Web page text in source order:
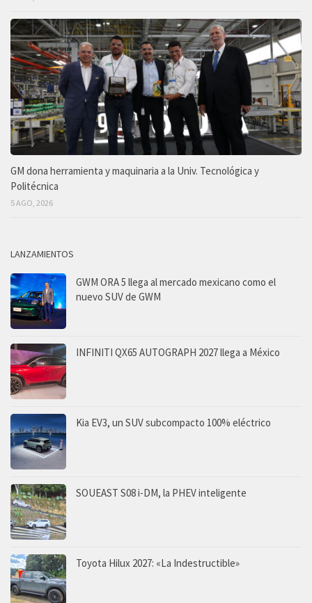
GM dona herramienta y maquinaria a la Univ. Tecnológica y
Politécnica
5 AGO, 2026
LANZAMIENTOS
GWM ORA 5 llega al mercado mexicano como el
nuevo SUV de GWM
INFINITI QX65 AUTOGRAPH 2027 llega a México
Kia EV3, un SUV subcompacto 100% eléctrico
SOUEAST S08 i-DM, la PHEV inteligente
Toyota Hilux 2027: «La Indestructible»